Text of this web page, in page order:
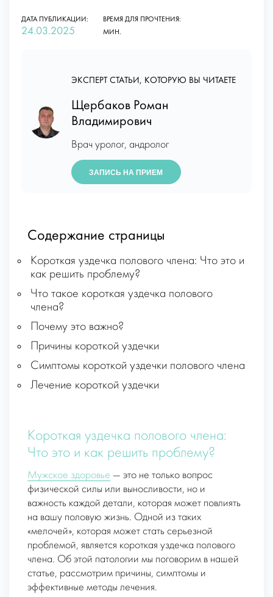
ДАТА ПУБЛИКАЦИИ:
24.03.2025
ВРЕМЯ ДЛЯ ПРОЧТЕНИЯ:
МИН.
ЭКСПЕРТ СТАТЬИ, КОТОРУЮ ВЫ ЧИТАЕТЕ
Щербаков Роман
Владимирович
Врач уролог, андролог
ЗАПИСЬ НА ПРИЕМ
Содержание страницы
Короткая уздечка полового члена: Что это и
как решить проблему?
Что такое короткая уздечка полового
члена?
Почему это важно?
Причины короткой уздечки
Симптомы короткой уздечки полового члена
Лечение короткой уздечки
Короткая уздечка полового члена:
Что это и как решить проблему?
Мужское здоровье — это не только вопрос
физической силы или выносливости, но и
важность каждой детали, которая может повлиять
на вашу половую жизнь. Одной из таких
«мелочей», которая может стать серьезной
проблемой, является короткая уздечка полового
члена. Об этой патологии мы поговорим в нашей
статье, рассмотрим причины, симптомы и
эффективные методы лечения.